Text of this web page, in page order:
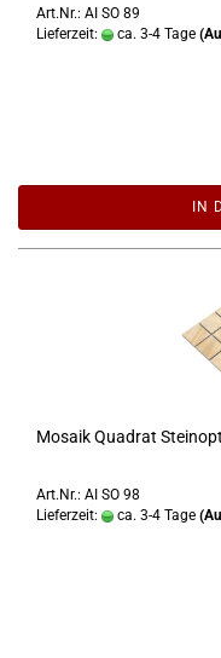
Art.Nr.: AI SO 89
Lieferzeit:
ca. 3-4 Tage
IN
Mosaik Quadrat
Art.Nr.: AI SO 98
Lieferzeit:
ca. 3-4 Tage